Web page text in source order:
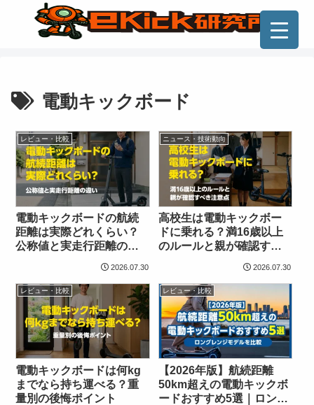
電動キックボード
レビュー・比較
電動キックボードの航続
距離は実際どれくらい？
公称値と実走行距離の違
2026.07.30
ニュース・技術動向
高校生は電動キックボー
ドに乗れる？満16歳以上
のルールと親が確認すべ
2026.07.30
レビュー・比較
電動キックボードは何kg
までなら持ち運べる？重
量別の後悔ポイント
レビュー・比較
【2026年版】航続距離
50km超えの電動キックボ
ードおすすめ5選｜ロング